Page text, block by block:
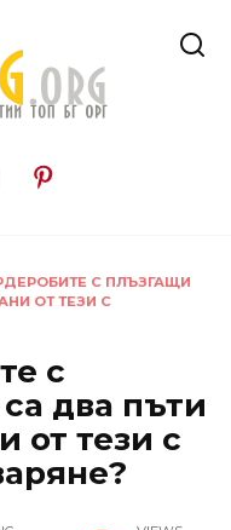
С ПЛЪЗГАЩИ
ОТ ТЕЗИ С
с
два пъти
от тези с